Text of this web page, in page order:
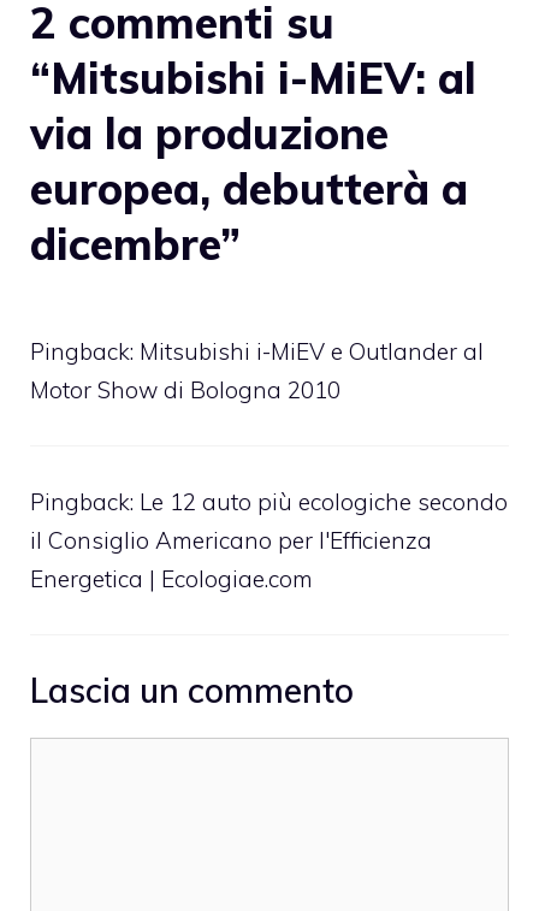
2 commenti su
“Mitsubishi i-MiEV: al
via la produzione
europea, debutterà a
dicembre”
Pingback: Mitsubishi i-MiEV e Outlander al
Motor Show di Bologna 2010
Pingback: Le 12 auto più ecologiche secondo
il Consiglio Americano per l'Efficienza
Energetica | Ecologiae.com
Lascia un commento